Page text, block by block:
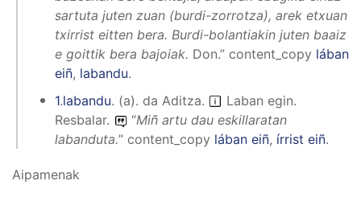
sartuta juten zuan (burdi-zorrotza), arek etxuan
txirrist eitten bera. Burdi-bolantiakin juten baaiz
e goittik bera bajoiak. Don.” content_copy lában
eiñ, labandu.
1.labandu. (a). da Aditza.
Laban egin.
Resbalar.
“Miñ artu dau eskillaratan
labanduta.” content_copy lában eiñ, írrist eiñ.
Aipamenak